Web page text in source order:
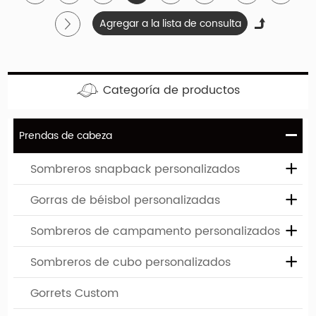
su empresa se puede imprimir o bordar en estos
límites personalizados.
Ventaja y servicio de la empresa
1. Mínimos de la industria-bajo:La cantidad mínima
del pedido es 50-100, algunas categorías son 500
2. Servicios de personalización a medida:
concepción de diseño hasta la producción de
Categoría de productos
Prendas de cabeza
Sombreros snapback personalizados
Gorras de béisbol personalizadas
Sombreros de campamento personalizados
Sombreros de cubo personalizados
Gorrets Custom